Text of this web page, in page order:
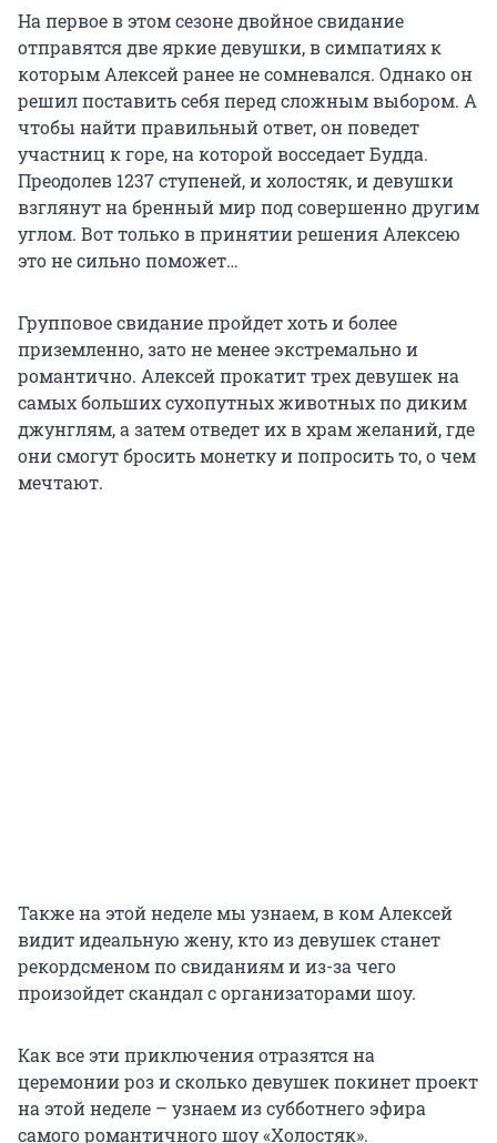
На первое в этом сезоне двойное свидание
отправятся две яркие девушки, в симпатиях к
которым Алексей ранее не сомневался. Однако он
решил поставить себя перед сложным выбором. А
чтобы найти правильный ответ, он поведет
участниц к горе, на которой восседает Будда.
Преодолев 1237 ступеней, и холостяк, и девушки
взглянут на бренный мир под совершенно другим
углом. Вот только в принятии решения Алексею
это не сильно поможет…
Групповое свидание пройдет хоть и более
приземленно, зато не менее экстремально и
романтично. Алексей прокатит трех девушек на
самых больших сухопутных животных по диким
джунглям, а затем отведет их в храм желаний, где
они смогут бросить монетку и попросить то, о чем
мечтают.
Также на этой неделе мы узнаем, в ком Алексей
видит идеальную жену, кто из девушек станет
рекордсменом по свиданиям и из-за чего
произойдет скандал с организаторами шоу.
Как все эти приключения отразятся на
церемонии роз и сколько девушек покинет проект
на этой неделе – узнаем из субботнего эфира
самого романтичного шоу «Холостяк».